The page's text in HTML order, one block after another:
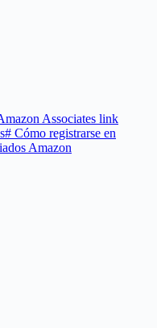
Associates link
# Cómo registrarse en
Amazon